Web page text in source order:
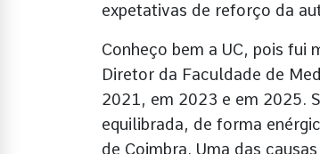
expetativas de reforço da
Conheço bem a UC, pois fui
Diretor da Faculdade de
2021, em 2023 e em 2025.
equilibrada, de forma
de Coimbra. Uma das